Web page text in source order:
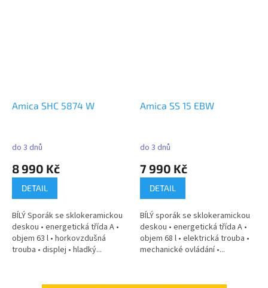
Amica SHC 5874 W
do 3 dnů
8 990 Kč
DETAIL
BÍLÝ Sporák se sklokeramickou
deskou • energetická třída A •
objem 63 l • horkovzdušná
trouba • displej • hladký...
Amica SS 15 EBW
do 3 dnů
7 990 Kč
DETAIL
BÍLÝ sporák se sklokeramickou
deskou • energetická třída A •
objem 68 l • elektrická trouba •
mechanické ovládání •...